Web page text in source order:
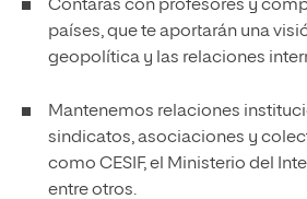
Contarás con profesores y
países, que te aportarán una
geopolítica y las relaciones
Mantenemos relaciones
sindicatos, asociaciones y
como CESIF, el Ministerio del
entre otros.